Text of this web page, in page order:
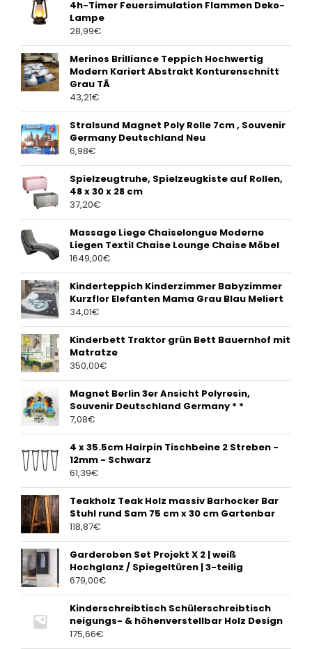
4h-Timer Feuersimulation Flammen Deko-
Lampe
28,99€
Merinos Brilliance Teppich Hochwertig
Modern Kariert Abstrakt Konturenschnitt
Grau TÃ
43,21€
Stralsund Magnet Poly Rolle 7cm , Souvenir
Germany Deutschland Neu
6,98€
Spielzeugtruhe, Spielzeugkiste auf Rollen,
48 x 30 x 28 cm
37,20€
Massage Liege Chaiselongue Moderne
Liegen Textil Chaise Lounge Chaise Möbel
1649,00€
Kinderteppich Kinderzimmer Babyzimmer
Kurzflor Elefanten Mama Grau Blau Meliert
34,01€
Kinderbett Traktor grün Bett Bauernhof mit
Matratze
350,00€
Magnet Berlin 3er Ansicht Polyresin,
Souvenir Deutschland Germany * *
7,08€
4 x 35.5cm Hairpin Tischbeine 2 Streben -
12mm - Schwarz
61,39€
Teakholz Teak Holz massiv Barhocker Bar
Stuhl rund Sam 75 cm x 30 cm Gartenbar
118,87€
Garderoben Set Projekt X 2 | weiß
Hochglanz / Spiegeltüren | 3-teilig
679,00€
Kinderschreibtisch Schülerschreibtisch
neigungs- & höhenverstellbar Holz Design
175,66€